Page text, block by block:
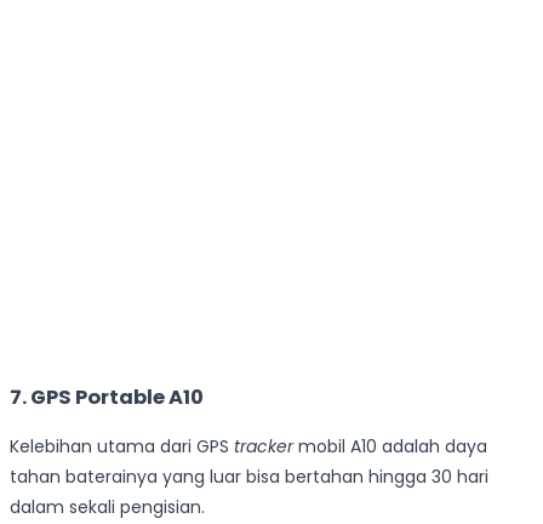
7. GPS Portable A10
Kelebihan utama dari GPS trackermobil A10 adalah daya
tahan baterainya yang luar bisa bertahan hingga 30 hari
dalam sekali pengisian.